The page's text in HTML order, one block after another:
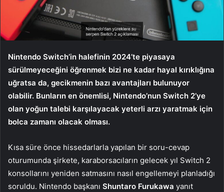
Nintendo Switch’in halefinin 2024’te piyasaya
sürülmeyeceğini öğrenmek bizi ne kadar hayal kırıklığına
uğratsa da, gecikmenin bazı avantajları bulunuyor
olabilir. Bunların en önemlisi, Nintendo’nun Switch 2’ye
olan yoğun talebi karşılayacak yeterli arzı yaratmak için
bolca zamanı olacak olması.
Kısa süre önce hissedarlarla yapılan bir soru-cevap
oturumunda şirkete, karaborsacıların gelecek yıl Switch 2
konsollarını yeniden satmasını nasıl engellemeyi planladığı
soruldu. Nintendo başkanı Shuntaro Furukawa yanıt